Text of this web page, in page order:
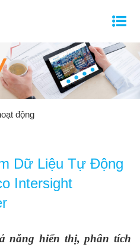
động
Dữ Liệu Tự Động
Intersight
năng hiển thị, phân tích